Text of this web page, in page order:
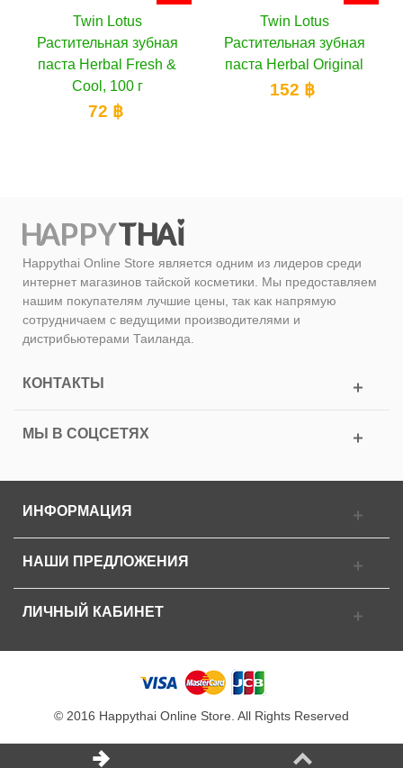
Twin Lotus
Растительная зубная
паста Herbal Original
152 ฿
Twin Lotus
Растительная зубная
паста Herbal с солью,
90 г
Happythai Online Store является одним из лидеров среди
интернет магазинов тайской косметики. Мы предоставляем
нашим покупателям лучшие цены, так как напрямую
сотрудничаем с ведущими производителями и
дистрибьютерами Таиланда.
КОНТАКТЫ
МЫ В СОЦСЕТЯХ
ИНФОРМАЦИЯ
НАШИ ПРЕДЛОЖЕНИЯ
ЛИЧНЫЙ КАБИНЕТ
© 2016 Happythai Online Store. All Rights Reserved